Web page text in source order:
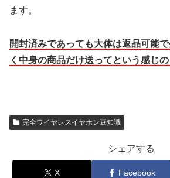
ます。
開封済みであっても大体は返品可能
く中身の商品だけ送ってという感じの
完全ワイヤレスイヤホン豆知識
シェアする
X Facebook